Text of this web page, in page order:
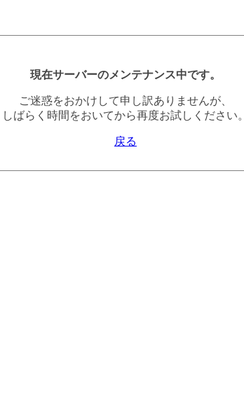
現在サーバーのメンテナンス中です。
ご迷惑をおかけして申し訳ありませんが、
しばらく時間をおいてから再度お試しください。
戻る